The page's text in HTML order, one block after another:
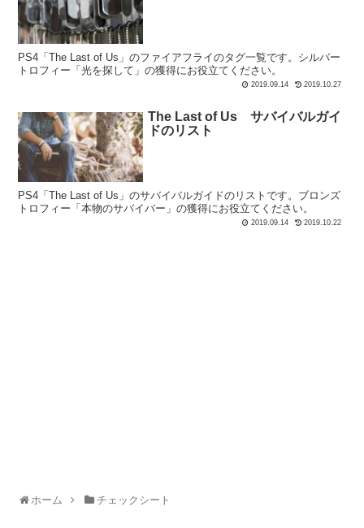
PS4「The Last of Us」のファイアフライのタグ一覧です。シルバー
トロフィー「光を探して」の獲得にお役立てください。
2019.09.14 2019.10.27
The Last of Us サバイバルガイ
ドのリスト
PS4「The Last of Us」のサバイバルガイドのリストです。ブロンズ
トロフィー「本物のサバイバー」の獲得にお役立てください。
2019.09.14 2019.10.22
ホーム チェックシート